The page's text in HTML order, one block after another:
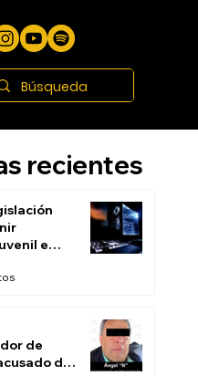
recientes
e
de
de